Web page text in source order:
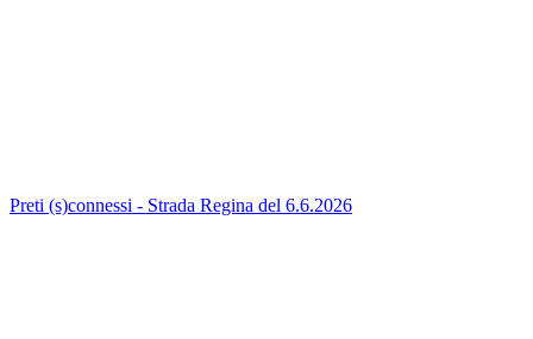
Preti (s)connessi - Strada Regina del 6.6.2026